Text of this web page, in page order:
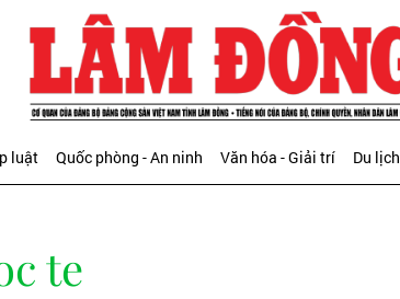
luật Quốc phòng - An ninh Văn hóa - Giải trí Du lịch
te